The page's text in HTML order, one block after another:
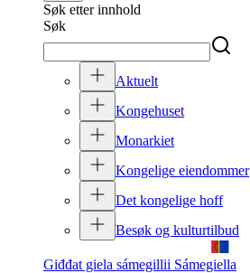
Søk etter innhold
Søk
Aktuelt
Kongehuset
Monarkiet
Kongelige eiendommer
Det kongelige hoff
Besøk og kulturtilbud
Giđđat giela sámegillii Sámegiella